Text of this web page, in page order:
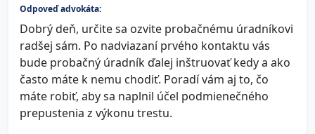
Odpoveď advokáta:
Dobrý deň, určite sa ozvite probačnému úradníkovi
radšej sám. Po nadviazaní prvého kontaktu vás
bude probačný úradník ďalej inštruovať kedy a ako
často máte k nemu chodiť. Poradí vám aj to, čo
máte robiť, aby sa naplnil účel podmienečného
prepustenia z výkonu trestu.